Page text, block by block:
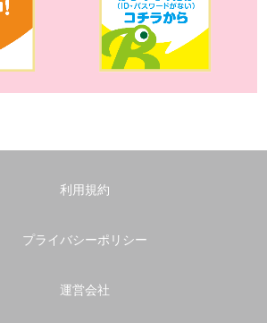
利用規約
プライバシーポリシー
運営会社